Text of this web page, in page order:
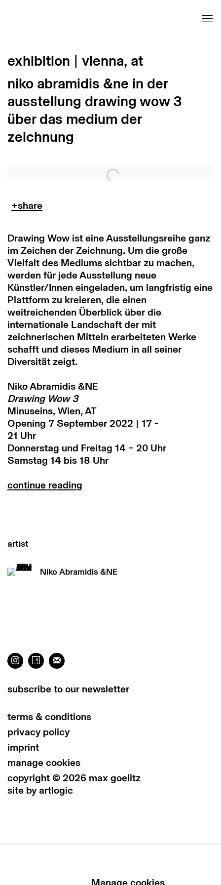
exhibition | vienna, at
niko abramidis &ne in der
ausstellung drawing wow 3
über das medium der
zeichnung
Open a larger version of the following image in
Drawing Wow ist eine Ausstellungsreihe ganz
im Zeichen der Zeichnung. Um die große
Vielfalt des Mediums sichtbar zu machen,
werden für jede Ausstellung neue
Künstler/Innen eingeladen, um langfristig eine
Plattform zu kreieren, die einen
weitreichenden Überblick über die
internationale Landschaft der mit
zeichnerischen Mitteln erarbeiteten Werke
schafft und dieses Medium in all seiner
Diversität zeigt.
Niko Abramidis &NE
Drawing Wow 3
Minuseins, Wien, AT
Opening 7 September 2022 | 17 -
21 Uhr
Donnerstag und Freitag 14 – 20 Uhr
Samstag 14 bis 18 Uhr
continue reading
artist
Niko Abramidis &NE
subscribe to our newsletter
terms & conditions
privacy policy
imprint
manage cookies
copyright © 2026 max goelitz
site by artlogic
Manage cookies